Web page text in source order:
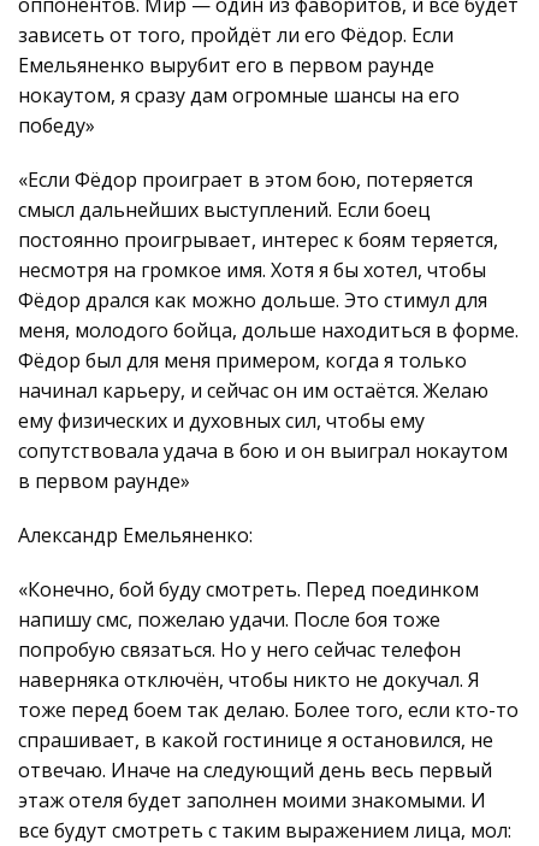
зависеть от того, пройдёт ли его Фёдор. Если
Емельяненко вырубит его в первом раунде
нокаутом, я сразу дам огромные шансы на его
победу»
«Если Фёдор проиграет в этом бою, потеряется
смысл дальнейших выступлений. Если боец
постоянно проигрывает, интерес к боям теряется,
несмотря на громкое имя. Хотя я бы хотел, чтобы
Фёдор дрался как можно дольше. Это стимул для
меня, молодого бойца, дольше находиться в форме.
Фёдор был для меня примером, когда я только
начинал карьеру, и сейчас он им остаётся. Желаю
ему физических и духовных сил, чтобы ему
сопутствовала удача в бою и он выиграл нокаутом
в первом раунде»
Александр Емельяненко:
«Конечно, бой буду смотреть. Перед поединком
напишу смс, пожелаю удачи. После боя тоже
попробую связаться. Но у него сейчас телефон
наверняка отключён, чтобы никто не докучал. Я
тоже перед боем так делаю. Более того, если кто-то
спрашивает, в какой гостинице я остановился, не
отвечаю. Иначе на следующий день весь первый
этаж отеля будет заполнен моими знакомыми. И
все будут смотреть с таким выражением лица, мол: